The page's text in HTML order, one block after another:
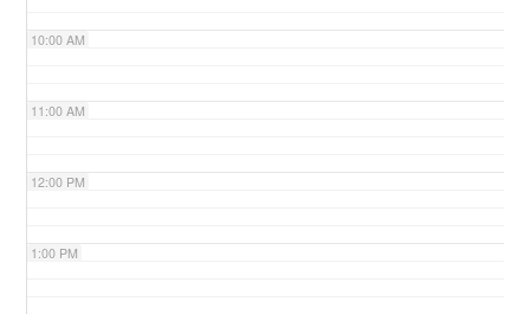
10:00 AM
11:00 AM
12:00 PM
1:00 PM